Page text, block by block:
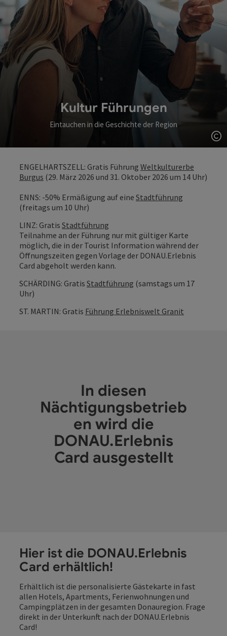
Kultur Führungen
Eintauchen in die Geschichte der Region
ENGELHARTSZELL: Gratis Führung Weltkulturerbe
Burgus (29. März 2026 und 31. Oktober 2026 um 14 Uhr)
ENNS: -50% Ermäßigung auf eine Stadtführung
(freitags um 10 Uhr)
LINZ: Gratis Stadtführung
Teilnahme an der Führung nur mit gültiger Karte
möglich, die in der Tourist Information während der
Öffnungszeiten gegen Vorlage der DONAU.Erlebnis
Card abgeholt werden kann.
SCHÄRDING: Gratis Stadtführung (samstags um 17
Uhr)
ST. MARTIN: Gratis Führung Erlebniswelt Granit
In diesen
Nächtigungsbetrieb
en wird die
DONAU.Erlebnis
Card ausgestellt
Hier ist die DONAU.Erlebnis
Card erhältlich!
Erhältlich ist die personalisierte Gästekarte in fast
allen Hotels, Apartments, Ferienwohnungen und
Campingplätzen in der gesamten Donauregion. Frage
direkt in der Unterkunft nach der DONAU.Erlebnis
Card!